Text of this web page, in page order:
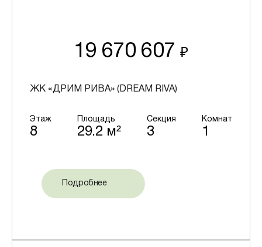
19 670 607₽
ЖК «ДРИМ РИВА» (DREAM RIVA)
Этаж
8
Площадь
29.2 м²
Секция
3
Комнат
1
Подробнее